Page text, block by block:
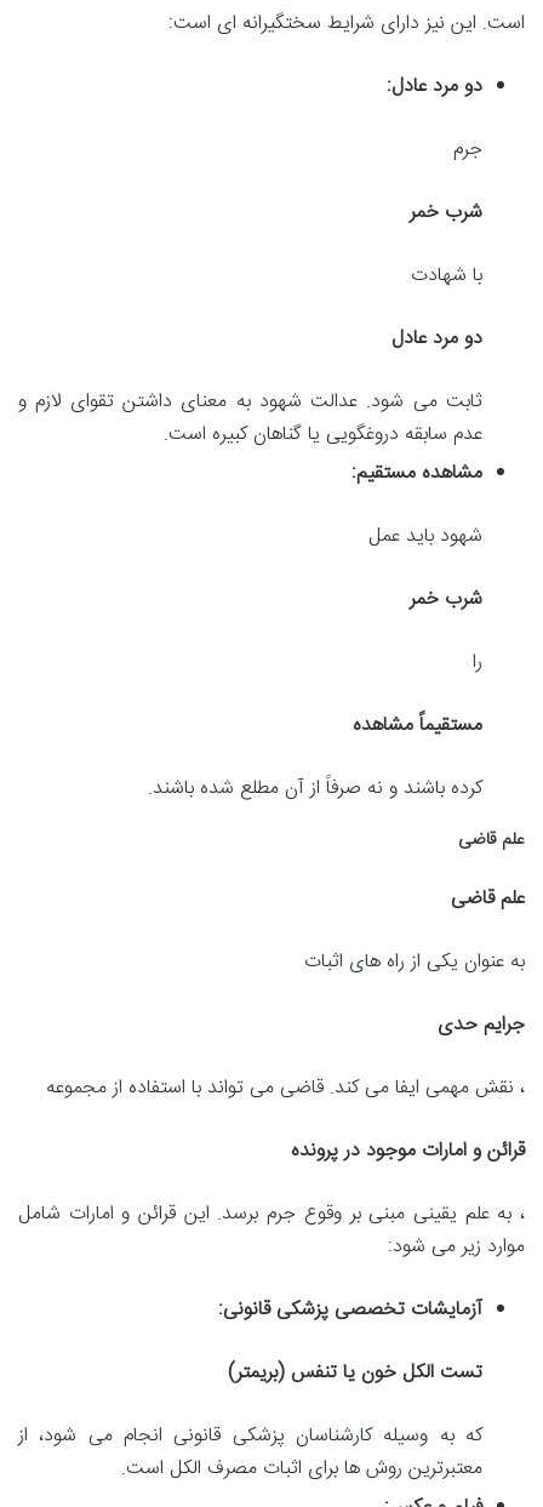
است. این نیز دارای شرایط سختگیرانه ای است:
دو مرد عادل:
جرم
شرب خمر
با شهادت
دو مرد عادل
ثابت می شود. عدالت شهود به معنای داشتن تقوای لازم و
عدم سابقه دروغگویی یا گناهان کبیره است.
مشاهده مستقیم:
شهود باید عمل
شرب خمر
را
مستقیماً مشاهده
کرده باشند و نه صرفاً از آن مطلع شده باشند.
علم قاضی
علم قاضی
به عنوان یکی از راه های اثبات
جرایم حدی
، نقش مهمی ایفا می کند. قاضی می تواند با استفاده از مجموعه
قرائن و امارات موجود در پرونده
، به علم یقینی مبنی بر وقوع جرم برسد. این قرائن و امارات شامل
موارد زیر می شود:
آزمایشات تخصصی پزشکی قانونی:
تست الکل خون یا تنفس (بریمتر)
که به وسیله کارشناسان پزشکی قانونی انجام می شود، از
معتبرترین روش ها برای اثبات مصرف الکل است.